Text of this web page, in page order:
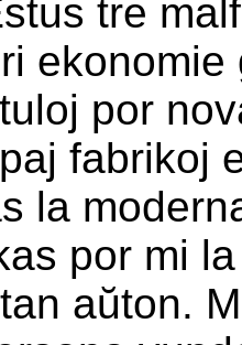
tre
por
fabrikoj
la
por mi
aŭton.